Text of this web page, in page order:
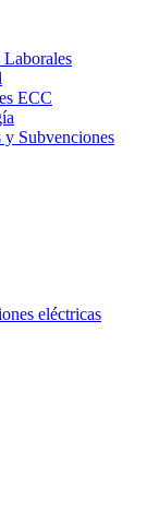
Laborales
ECC
y Subvenciones
eléctricas